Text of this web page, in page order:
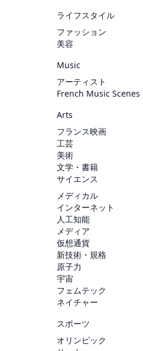
ライフスタイル
ファッション
美容
Music
アーティスト
French Music Scenes
Arts
フランス映画
工芸
美術
文学・書籍
サイエンス
メディカル
インターネット
人工知能
メディア
仮想通貨
新技術・規格
原子力
宇宙
フェムテック
ネイチャー
スポーツ
オリンピック